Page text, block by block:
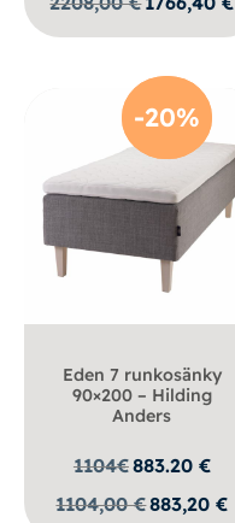
-20%
-20%
Eden 7 runkosänky
90×200 – Hilding
Anders
1104€883.20 €
1104,00€883,20€